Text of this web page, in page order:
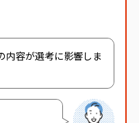
内容が選考に影響しま